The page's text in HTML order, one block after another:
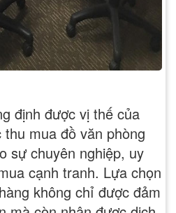
định được vị thế của
mua đồ văn phòng
sự chuyên nghiệp, uy
cạnh tranh. Lựa chọn
không chỉ được đảm